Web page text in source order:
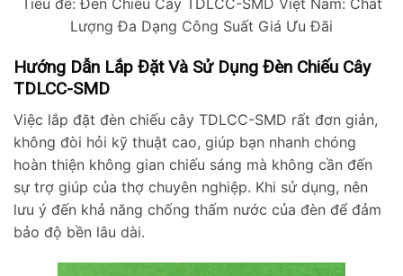
Tiêu đề: Đèn Chiếu Cây TDLCC-SMD Việt Nam: Chất
Lượng Đa Dạng Công Suất Giá Ưu Đãi
Hướng Dẫn Lắp Đặt Và Sử Dụng Đèn Chiếu Cây
TDLCC-SMD
Việc lắp đặt đèn chiếu cây TDLCC-SMD rất đơn giản,
không đòi hỏi kỹ thuật cao, giúp bạn nhanh chóng
hoàn thiện không gian chiếu sáng mà không cần đến
sự trợ giúp của thợ chuyên nghiệp. Khi sử dụng, nên
lưu ý đến khả năng chống thấm nước của đèn để đảm
bảo độ bền lâu dài.